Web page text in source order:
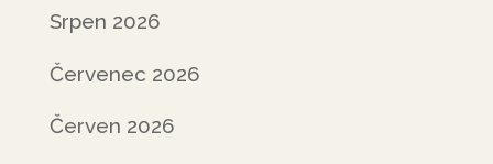
Srpen 2026
Červenec 2026
Červen 2026